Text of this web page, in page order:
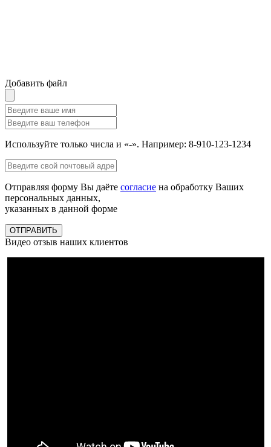
Добавить файл
Используйте только числа и «-». Например: 8-910-123-1234
Отправляя форму Вы даёте согласие на обработку Ваших
персональных данных,
указанных в данной форме
ОТПРАВИТЬ
Видео отзыв наших клиентов